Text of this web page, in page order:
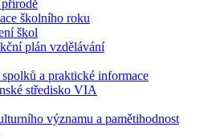
školního roku
škol
plán vzdělávání
spolků a praktické informace
středisko VIA
významu a pamětihodnost